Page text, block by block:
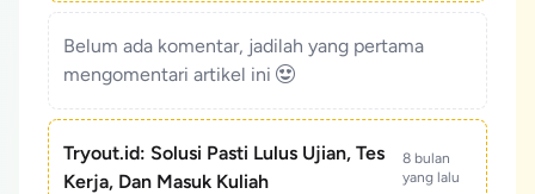
Belum ada komentar, jadilah yang pertama
mengomentari artikel ini
Tryout.id: Solusi Pasti Lulus Ujian, Tes
Kerja, Dan Masuk Kuliah
8 bulan
yang lalu